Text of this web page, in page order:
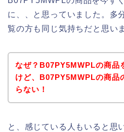
に、、と思っていました。多
覧の方も同じ気持ちだと思い
なぜ？B07PY5MWPLの商品
けど、B07PY5MWPLの商品
らない！
と、感じている人もいると思